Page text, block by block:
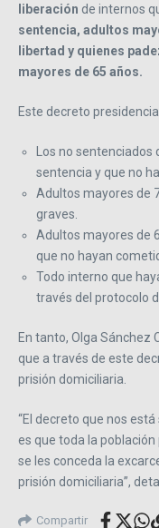
liberación de internos
sentencia, adultos
libertad y quienes
mayores de 65 años.
Este decreto
Los no
sentencia y que no
Adultos mayores de
graves.
Adultos mayores de
que no hayan
Todo interno que
través del protocolo
En tanto, Olga Sánchez
que a través de este
prisión domiciliaria.
“El decreto que nos
es que toda la
se les conceda la
prisión domiciliaria”,
Compartir